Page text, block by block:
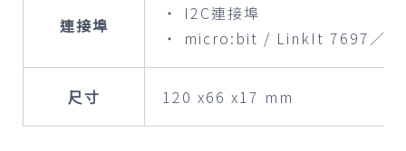
連接埠
‧ I2C連接埠
‧ micro:bit / LinkIt 7697／
尺寸 120 x66 x17 mm